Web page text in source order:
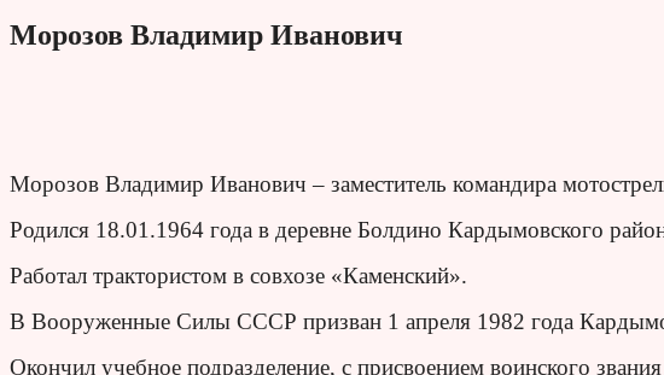
Морозов Владимир Иванович
Морозов Владимир Иванович – заместитель командира
Родился 18.01.1964 года в деревне Болдино Кардымовского
Работал трактористом в совхозе «Каменский».
В Вооруженные Силы СССР призван 1 апреля 1982 года
Окончил учебное подразделение, с присвоением воинского